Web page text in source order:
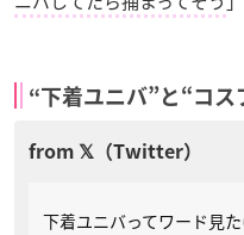
“下着ユニバ”と“コス
下着ユニバってワード見